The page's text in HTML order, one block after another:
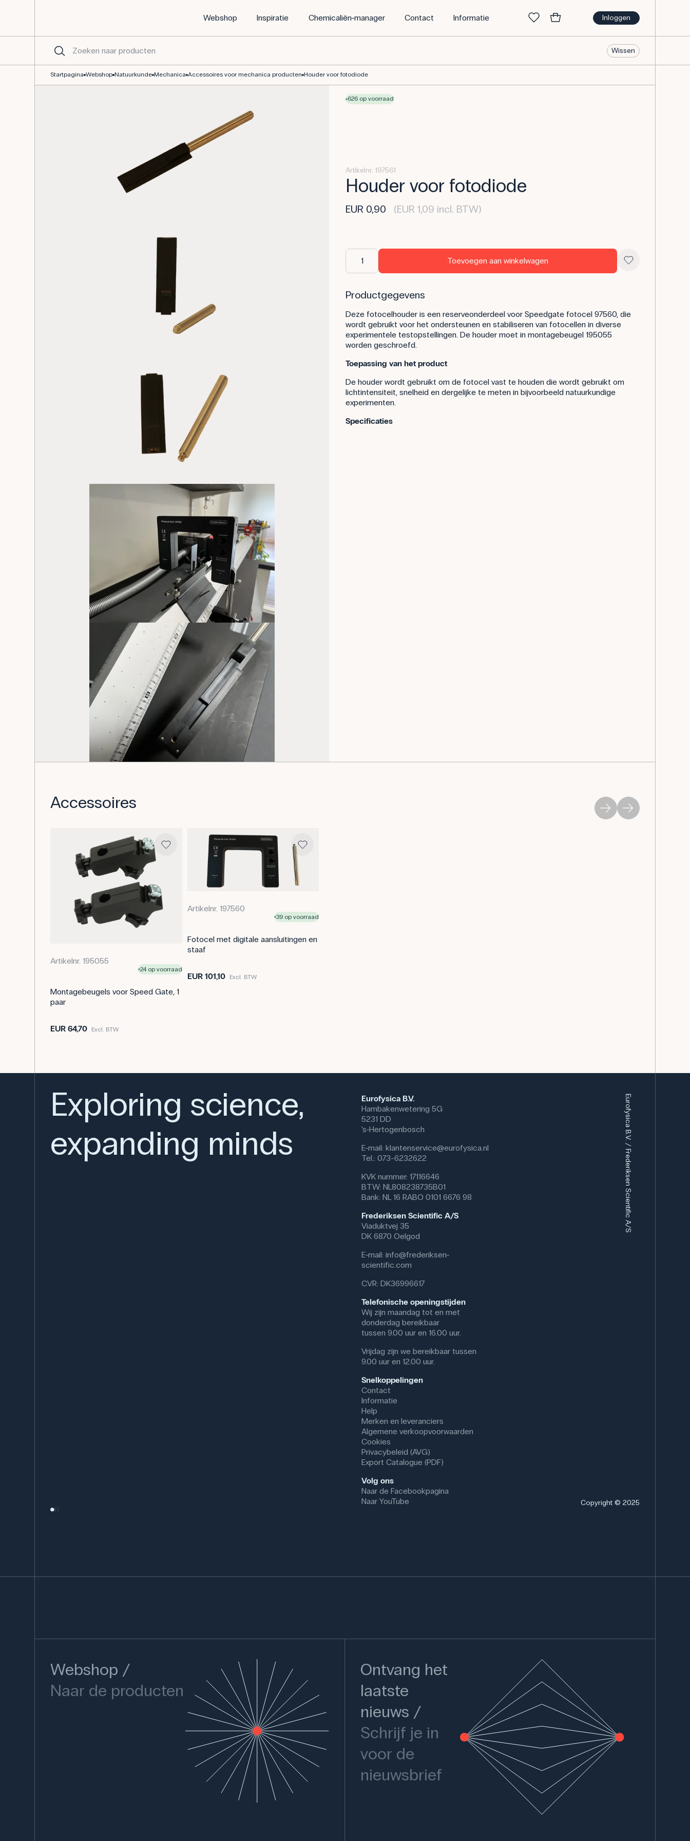
Inloggen
Webshop Inspiratie Chemicaliën-manager Contact Informatie
Wissen
Startpagina Webshop Natuurkunde Mechanica Accessoires voor mechanica producten Houder voor fotodiode
626 op voorraad
Artikelnr. 197561
Houder voor fotodiode
EUR 0,90 (EUR 1,09 incl. BTW)
Toevoegen aan winkelwagen
Productgegevens
Deze fotocelhouder is een reserveonderdeel voor Speedgate fotocel 97560, die
wordt gebruikt voor het ondersteunen en stabiliseren van fotocellen in diverse
experimentele testopstellingen. De houder moet in montagebeugel 195055
worden geschroefd.
Toepassing van het product
De houder wordt gebruikt om de fotocel vast te houden die wordt gebruikt om
lichtintensiteit, snelheid en dergelijke te meten in bijvoorbeeld natuurkundige
experimenten.
Specificaties
Accessoires
Artikelnr. 195055
24 op voorraad
Montagebeugels voor Speed Gate, 1
paar
EUR 64,70 Excl. BTW
Artikelnr. 197560
39 op voorraad
Fotocel met digitale aansluitingen en
staaf
EUR 101,10 Excl. BTW
Exploring science,
expanding minds
Eurofysica B.V.
Hambakenwetering 5G
5231 DD
's-Hertogenbosch
E-mail: klantenservice@eurofysica.nl
Tel.: 073-6232622
KVK nummer: 17116646
BTW: NL808238735B01
Bank: NL 16 RABO 0101 6676 98
Frederiksen Scientific A/S
Viaduktvej 35
DK 6870 Oelgod
E-mail: info@frederiksen-
scientific.com
CVR: DK36996617
Telefonische openingstijden
Wij zijn maandag tot en met
donderdag bereikbaar
tussen 9.00 uur en 16.00 uur.
Vrijdag zijn we bereikbaar tussen
9.00 uur en 12.00 uur.
Snelkoppelingen
Contact
Informatie
Help
Merken en leveranciers
Algemene verkoopvoorwaarden
Cookies
Privacybeleid (AVG)
Export Catalogue (PDF)
Volg ons
Naar de Facebookpagina
Naar YouTube
Eurofysica B.V. / Frederiksen Scientific A/S
Copyright © 2025
Webshop
Naar de producten
Ontvang het
laatste
nieuws
Schrijf je in
voor de
nieuwsbrief